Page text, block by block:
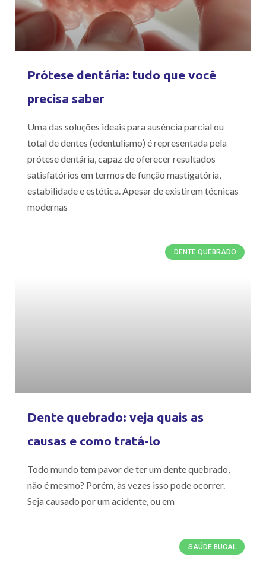
Prótese dentária: tudo que você
precisa saber
Uma das soluções ideais para ausência parcial ou
total de dentes (edentulismo) é representada pela
prótese dentária, capaz de oferecer resultados
satisfatórios em termos de função mastigatória,
estabilidade e estética. Apesar de existirem técnicas
modernas
DENTE QUEBRADO
Dente quebrado: veja quais as
causas e como tratá-lo
Todo mundo tem pavor de ter um dente quebrado,
não é mesmo? Porém, às vezes isso pode ocorrer.
Seja causado por um acidente, ou em
SAÚDE BUCAL